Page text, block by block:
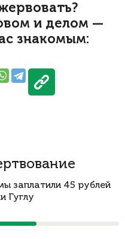
и делом —
знакомым:
заплатили 45 рублей
Гуглу